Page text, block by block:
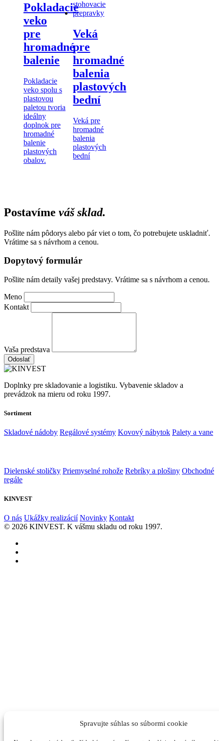
Spravujte súhlas so súbormi cookie
Pokladacie
veko
pre
hromadné
balenie
Pokladacie
veko spolu s
plastovou
paletou tvoria
ideálny
doplnok pre
hromadné
balenie
plastových
obalov.
Veká
pre
hromadné
balenia
plastových
bední
Veká pre
hromadné
balenia
plastových
bední
Postavíme váš sklad.
Pošlite nám pôdorys alebo pár viet o tom, čo potrebujete uskladniť.
Vrátime sa s návrhom a cenou.
Dopytový formulár
Pošlite nám detaily vašej predstavy. Vrátime sa s návrhom a cenou.
Meno
Kontakt
Vaša predstava
Odoslať
Doplnky pre skladovanie a logistiku. Vybavenie skladov a
prevádzok na mieru od roku 1997.
Sortiment
Skladové nádoby Regálové systémy Kovový nábytok Palety a vane
Dielenské stoličky Priemyselné rohože Rebríky a plošiny Obchodné
regále
KINVEST
O nás Ukážky realizácií Novinky Kontakt
© 2026 KINVEST. K vášmu skladu od roku 1997.